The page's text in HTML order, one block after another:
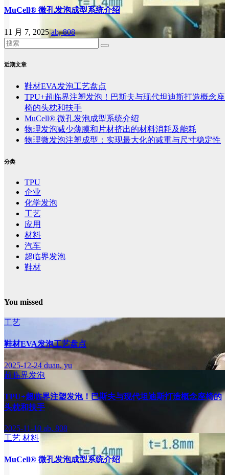
MuCell® 微孔发泡成型系统介绍
11 月 7, 2025ab, 808
近期文章
鞋材EVA发泡工艺盘点
TPU+超临界注塑发泡！巴斯夫与现代坦迪斯打造概念座
椅的头枕和扶手
MuCell® 微孔发泡成型系统介绍
物理发泡减少薄膜和片材挤出的材料消耗及能耗
物理微发泡注塑成型：实现最大化的减重与尺寸稳定性
分类
TPU
企业
化学发泡
工艺
应用
材料
汽车
超临界发泡
鞋材
You missed
工艺
鞋材EVA发泡工艺盘点
2025-12-24duan, yu
超临界发泡
TPU+超临界注塑发泡！巴斯夫与现代坦迪斯打造概念座椅的
头枕和扶手
2025-11-10 ab, 808
工艺 材料
MuCell® 微孔发泡成型系统介绍